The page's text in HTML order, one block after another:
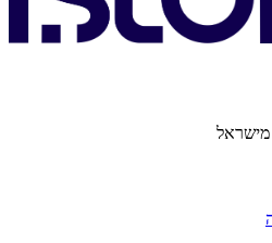
מישראל